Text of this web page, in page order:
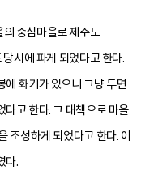
중심마을로 제주도
당시에 파게 되었다고 한다.
화기가 있으니 그냥 두면
다고 한다. 그 대책으로 마을
조성하게 되었다고 한다. 이
다.